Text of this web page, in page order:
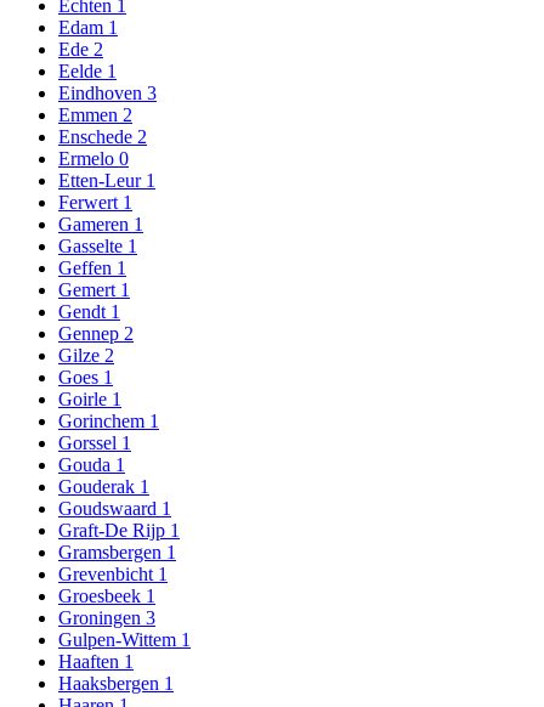
Echten 1
Edam 1
Ede 2
Eelde 1
Eindhoven 3
Emmen 2
Enschede 2
Ermelo 0
Etten-Leur 1
Ferwert 1
Gameren 1
Gasselte 1
Geffen 1
Gemert 1
Gendt 1
Gennep 2
Gilze 2
Goes 1
Goirle 1
Gorinchem 1
Gorssel 1
Gouda 1
Gouderak 1
Goudswaard 1
Graft-De Rijp 1
Gramsbergen 1
Grevenbicht 1
Groesbeek 1
Groningen 3
Gulpen-Wittem 1
Haaften 1
Haaksbergen 1